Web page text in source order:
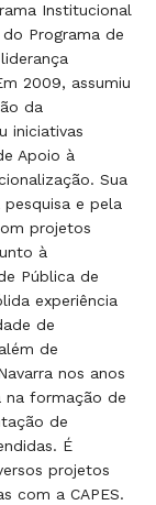
Institucional
Programa de
2009, assumiu
da
iniciativas
Apoio à
Sua
e pela
projetos
à
Pública de
experiência
de
de
nos anos
na formação de
de
É
projetos
com a CAPES.